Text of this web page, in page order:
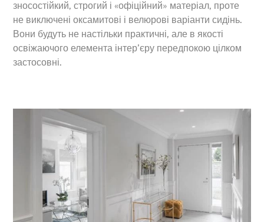
зносостійкий, строгий і «офіційний» матеріал, проте
не виключені оксамитові і велюрові варіанти сидінь.
Вони будуть не настільки практичні, але в якості
освіжаючого елемента інтер’єру передпокою цілком
застосовні.